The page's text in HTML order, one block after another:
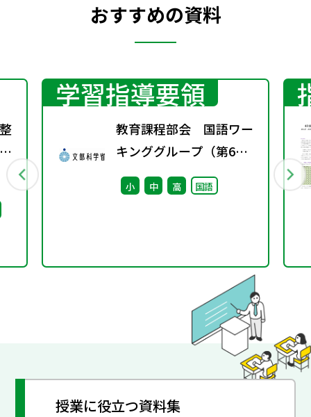
おすすめの資料
学習指導要領
教育課程部会 国語ワー
キンググループ（第6
回） 配付資料
小 中 高 国語
授業に役立つ資料集